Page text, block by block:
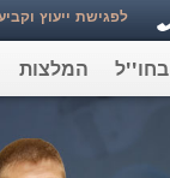
לפגישת ייעוץ וקביעת תורים
בחו''ל המלצות